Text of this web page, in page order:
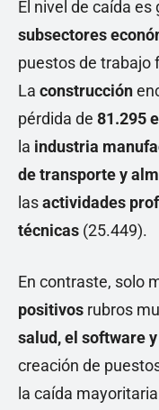
El nivel de caída es
subsectores
puestos de trabajo
La construcción
pérdida de 81.295
la industria
de transporte y
lasactividades
técnicas (25.449).
En contraste, solo
positivos rubros
salud, el software
creación de
la caída